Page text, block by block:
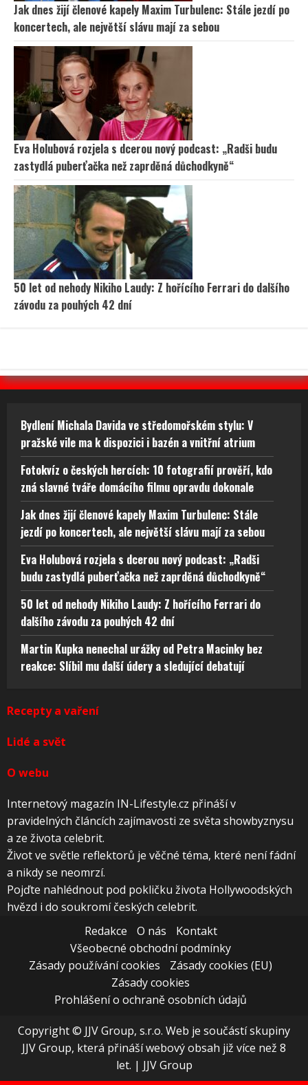
Jak dnes žijí členové kapely Maxim Turbulenc: Stále jezdí po
koncertech, ale největší slávu mají za sebou
Eva Holubová rozjela s dcerou nový podcast: „Radši budu
zastydlá puberťačka než zaprděná důchodkyně“
50 let od nehody Nikiho Laudy: Z hořícího Ferrari do dalšího
závodu za pouhých 42 dní
Bydlení Michala Davida ve středomořském stylu: V
pražské vile ma k dispozici i bazén a vnitřní atrium
Fotokvíz o českých hercích: 10 fotografií prověří, kdo
zná slavné tváře domácího filmu opravdu dokonale
Jak dnes žijí členové kapely Maxim Turbulenc: Stále
jezdí po koncertech, ale největší slávu mají za sebou
Eva Holubová rozjela s dcerou nový podcast: „Radši
budu zastydlá puberťačka než zaprděná důchodkyně“
50 let od nehody Nikiho Laudy: Z hořícího Ferrari do
dalšího závodu za pouhých 42 dní
Martin Kupka nenechal urážky od Petra Macinky bez
reakce: Slíbil mu další údery a sledující debatují
Recepty a vaření
Lidé a svět
O webu
Internetový magazín IN-Lifestyle.cz přináší v
pravidelných článcích zajímavosti ze světa showbyznysu
a ze života celebrit.
Život ve světle reflektorů je věčné téma, které není fádní
a nikdy se neomrzí.
Pojďte nahlédnout pod pokličku života Hollywoodských
hvězd i do soukromí českých celebrit.
Redakce
O nás
Kontakt
Všeobecné obchodní podmínky
Zásady používání cookies
Zásady cookies (EU)
Zásady cookies
Prohlášení o ochraně osobních údajů
Copyright © JJV Group, s.r.o. Web je součástí skupiny
JJV Group, která přináší webový obsah již více než 8
let. | JJV Group